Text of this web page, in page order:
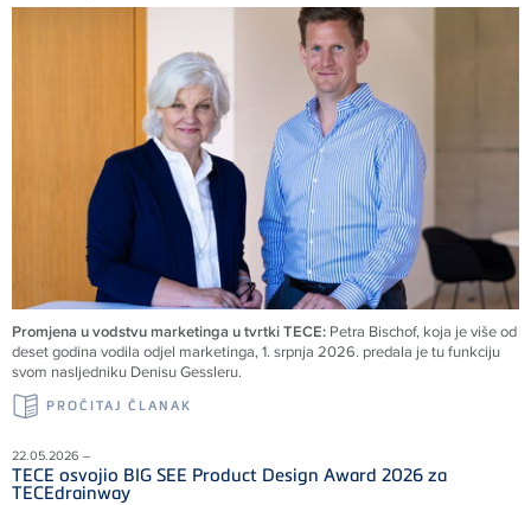
Promjena u vodstvu marketinga u tvrtki TECE: Petra Bischof, koja je više od
deset godina vodila odjel marketinga, 1. srpnja 2026. predala je tu funkciju
svom nasljedniku Denisu Gessleru.
PROČITAJ ČLANAK
22.05.2026 –
TECE osvojio BIG SEE Product Design Award 2026 za
TECEdrainway